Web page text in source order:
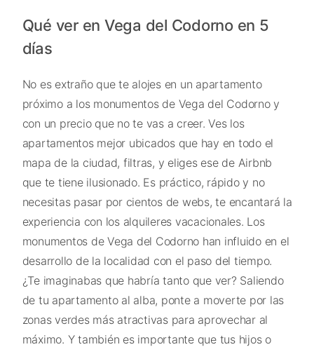
Qué ver en Vega del Codorno en 5
días
No es extraño que te alojes en un apartamento
próximo a los monumentos de Vega del Codorno y
con un precio que no te vas a creer. Ves los
apartamentos mejor ubicados que hay en todo el
mapa de la ciudad, filtras, y eliges ese de Airbnb
que te tiene ilusionado. Es práctico, rápido y no
necesitas pasar por cientos de webs, te encantará la
experiencia con los alquileres vacacionales. Los
monumentos de Vega del Codorno han influido en el
desarrollo de la localidad con el paso del tiempo.
¿Te imaginabas que habría tanto que ver? Saliendo
de tu apartamento al alba, ponte a moverte por las
zonas verdes más atractivas para aprovechar al
máximo. Y también es importante que tus hijos o